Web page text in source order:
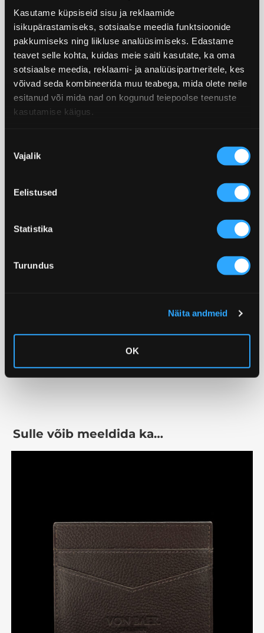
Kasutame küpsiseid sisu ja reklaamide
isikupärastamiseks, sotsiaalse meedia funktsioonide
pakkumiseks ning liikluse analüüsimiseks. Edastame
teavet selle kohta, kuidas meie saiti kasutate, ka oma
sotsiaalse meedia, reklaami- ja analüüsipartneritele, kes
võivad seda kombineerida muu teabega, mida olete neile
esitanud või mida nad on kogunud teiepoolse teenuste
kasutamise käigus.
Vajalik
Eelistused
Statistika
Turundus
Näita andmeid
OK
VON BAERI HINNAKUJUNDUS
Meie toodete hind põhineb esmaklassilistel
materjalidel ja osavatel meistritel, kes
omakorda tagavad Teile tippkvaliteedi. Meie
pidev tootearendus ja tähelepanu detailidele
tagavad, et iga toode vastaks Teie ootustele. Me
ei tekita kunstlikke soodustusi – meie hinnad
on ausad ja vastavuses toote kvaliteediga.
Sulle võib meeldida ka…